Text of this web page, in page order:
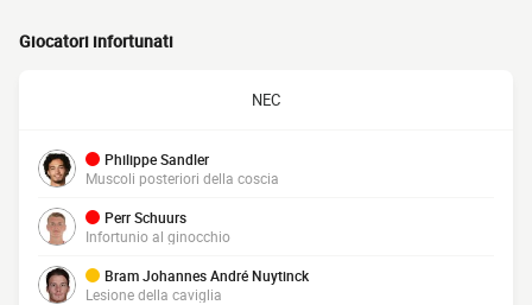
Giocatori infortunati
NEC
Philippe Sandler
Muscoli posteriori della coscia
Perr Schuurs
Infortunio al ginocchio
Bram Johannes André Nuytinck
Lesione della caviglia